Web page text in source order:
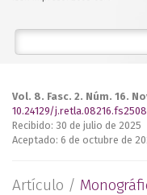
Vol. 8. Fasc. 2. Núm. 16.
10.24129/
Recibido: 30 de julio de 2025
Aceptado: 6 de octubre de
Artículo /